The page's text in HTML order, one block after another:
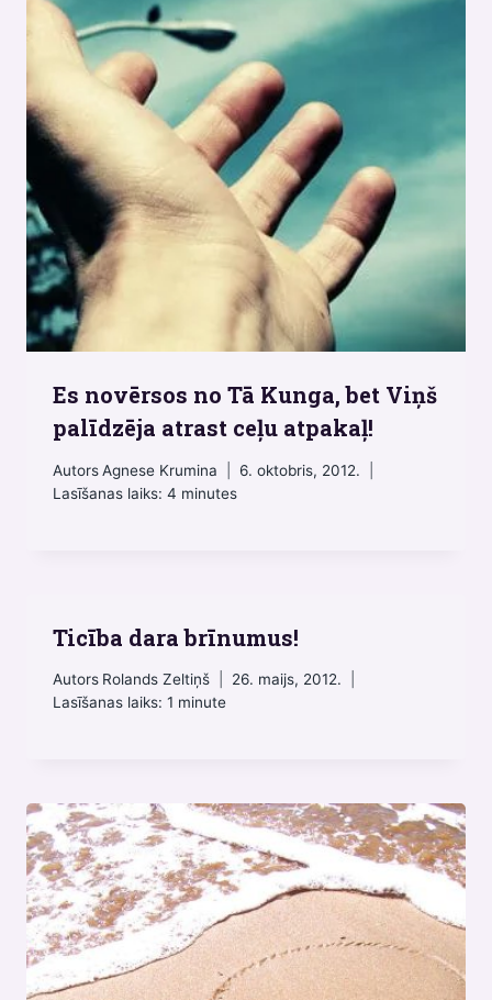
Es novērsos no Tā Kunga, bet Viņš
palīdzēja atrast ceļu atpakaļ!
AutorsAgnese Krumina
6. oktobris, 2012.
Lasīšanas laiks: 4 minutes
Ticība dara brīnumus!
Autors Rolands Zeltiņš
26. maijs, 2012.
Lasīšanas laiks: 1 minute